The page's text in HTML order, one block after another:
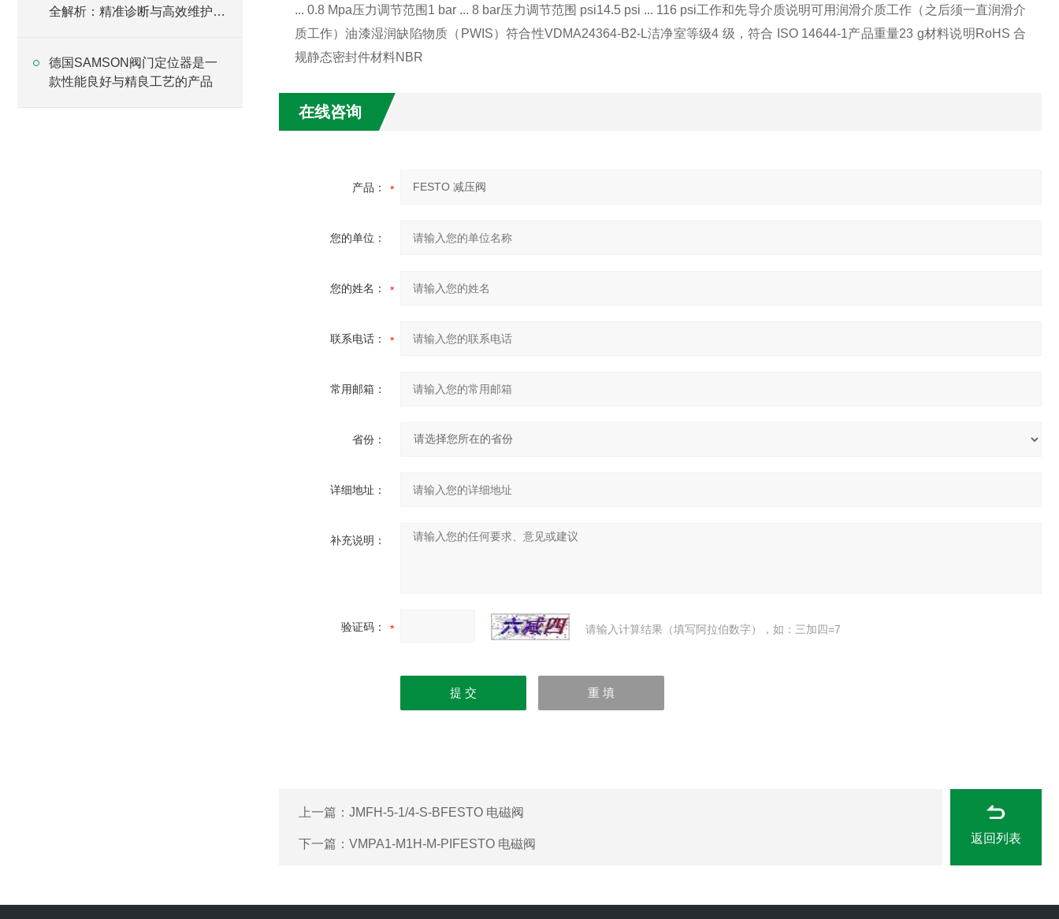
全解析：精准诊断与高效维护指
德国SAMSON阀门定位器是一
款性能良好与精良工艺的产品
... 0.8 Mpa压力调节范围1 bar ... 8 bar压力调节范围 psi14.5 psi ... 116 psi工作和先导介质说明可用润滑介质工作（之后须一直润滑介
质工作）油漆湿润缺陷物质（PWIS）符合性VDMA24364-B2-L洁净室等级4 级，符合 ISO 14644-1产品重量23 g材料说明RoHS 合
规静态密封件材料NBR
在线咨询
产品：
您的单位：
您的姓名：
联系电话：
常用邮箱：
省份：
详细地址：
补充说明：
验证码： 请输入计算结果（填写阿拉伯数字），如：三加四=7
上一篇： JMFH-5-1/4-S-BFESTO 电磁阀
下一篇： VMPA1-M1H-M-PIFESTO 电磁阀 返回列表